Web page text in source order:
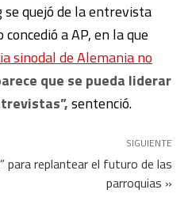
quejó de la entrevista
a AP, en la que
sinodal de Alemania no
que se pueda liderar
sentenció.
SIGUIENTE
para replantear el futuro de las
parroquias »